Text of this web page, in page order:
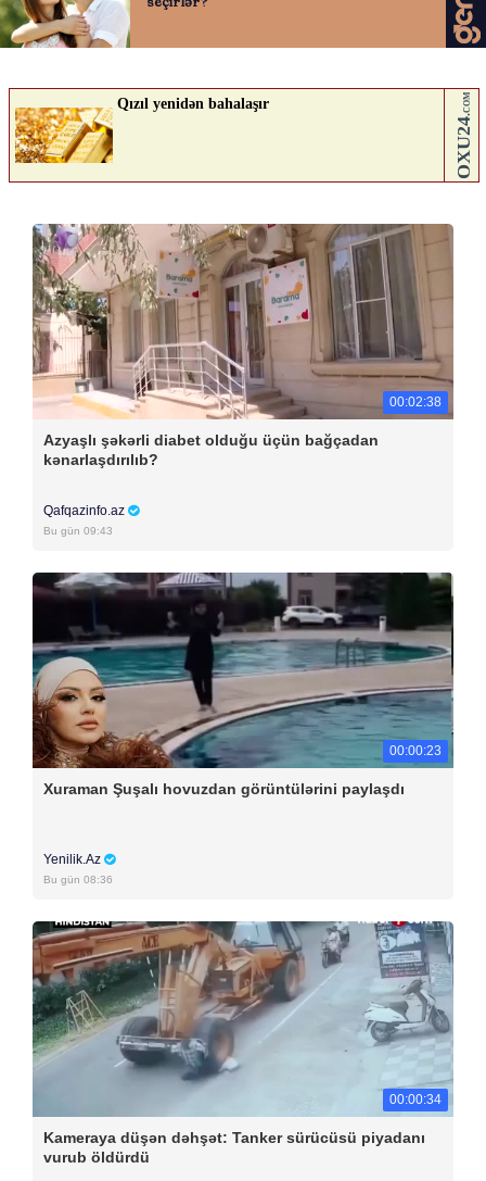
00:02:38
Azyaşlı şəkərli diabet olduğu üçün bağçadan
kənarlaşdırılıb?
Qafqazinfo.az
Bu gün 09:43
00:00:23
Xuraman Şuşalı hovuzdan görüntülərini paylaşdı
Yenilik.Az
Bu gün 08:36
00:00:34
Kameraya düşən dəhşət: Tanker sürücüsü piyadanı
vurub öldürdü